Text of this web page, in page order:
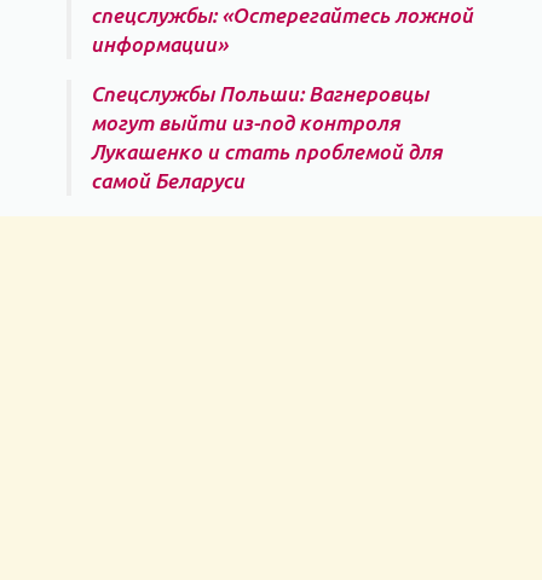
спецслужбы: «Остерегайтесь ложной
информации»
Спецслужбы Польши: Вагнеровцы
могут выйти из-под контроля
Лукашенко и стать проблемой для
самой Беларуси